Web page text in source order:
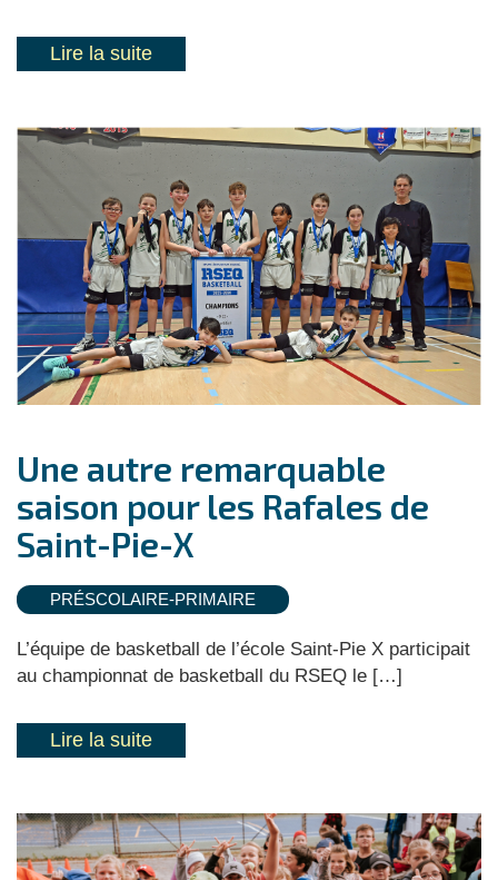
Lire la suite
Une autre remarquable
saison pour les Rafales de
Saint-Pie-X
PRÉSCOLAIRE-PRIMAIRE
L’équipe de basketball de l’école Saint-Pie X participait
au championnat de basketball du RSEQ le […]
Lire la suite